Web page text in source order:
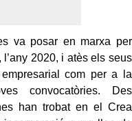
va posar en marxa per
2020, i atès els seus
com per a la
convocatòries. Des
han trobat en el Crea